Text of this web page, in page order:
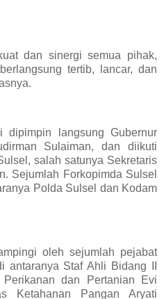
dan sinergi semua pihak,
tertib, lancar, dan
dipimpin langsung Gubernur
Sulaiman, dan diikuti
salah satunya Sekretaris
Sejumlah Forkopimda Sulsel
Polda Sulsel dan Kodam
oleh sejumlah pejabat
antaranya Staf Ahli Bidang II
dan Pertanian Evi
Ketahanan Pangan Aryati